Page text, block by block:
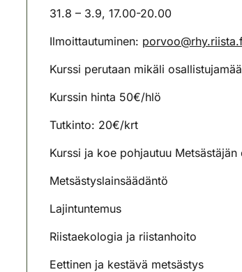
31.8 – 3.9, 17.00-20.00
Ilmoittautuminen:
Kurssi perutaan mikäli
Kurssin hinta 50€/hlö
Tutkinto: 20€/krt
Kurssi ja koe pohjautuu
Metsästyslainsäädäntö
Lajintuntemus
Riistaekologia ja riistanhoito
Eettinen ja kestävä metsästys